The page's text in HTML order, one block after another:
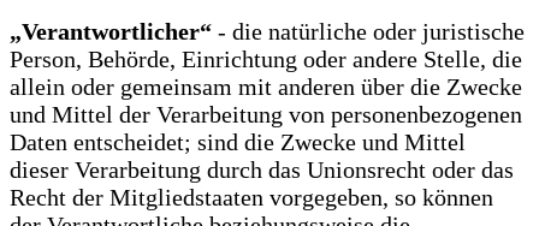
„Verantwortlicher“ - die natürliche oder juristische
Person, Behörde, Einrichtung oder andere Stelle, die
allein oder gemeinsam mit anderen über die Zwecke
und Mittel der Verarbeitung von personenbezogenen
Daten entscheidet; sind die Zwecke und Mittel
dieser Verarbeitung durch das Unionsrecht oder das
Recht der Mitgliedstaaten vorgegeben, so können